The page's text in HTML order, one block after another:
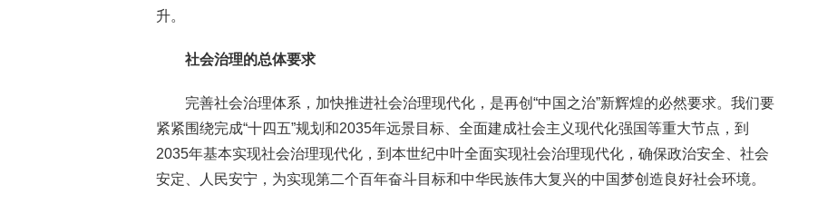
升。
社会治理的总体要求
完善社会治理体系，加快推进社会治理现代化，是再创“中国之治”新辉煌的必然要求。我们要
紧紧围绕完成“十四五”规划和2035年远景目标、全面建成社会主义现代化强国等重大节点，到
2035年基本实现社会治理现代化，到本世纪中叶全面实现社会治理现代化，确保政治安全、社会
安定、人民安宁，为实现第二个百年奋斗目标和中华民族伟大复兴的中国梦创造良好社会环境。